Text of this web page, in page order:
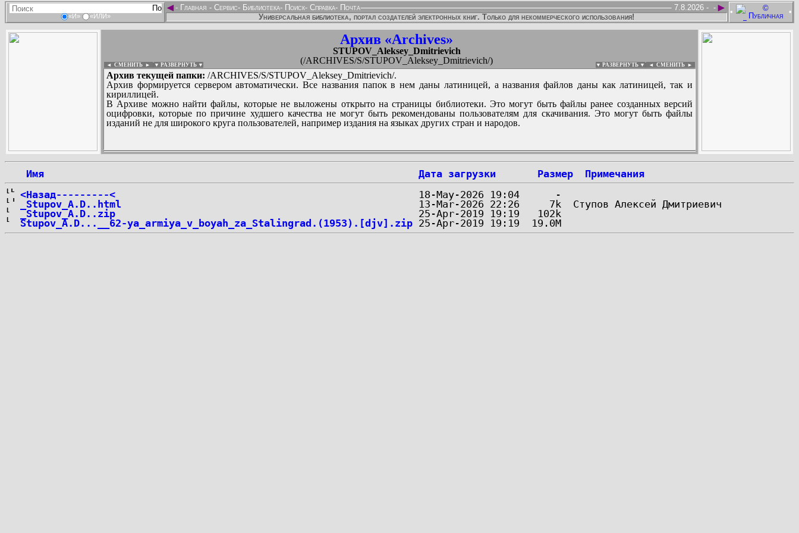
«И» «ИЛИ»
• •
◄ ►
- Главная - Сервис- Библиотека- Поиск- Справка- Почта -
7.8.2026 -
Универсальная библиотека, портал создателей электронных книг. Только для некоммерческого использования!
Архив «Archives»
STUPOV_Aleksey_Dmitrievich
(/ARCHIVES/S/STUPOV_Aleksey_Dmitrievich/)
◄ СМЕНИТЬ ► ▼ РАЗВЕРНУТЬ ▼ ▼ РАЗВЕРНУТЬ ▼ ◄ СМЕНИТЬ ►
Архив текущей папки: /ARCHIVES/S/STUPOV_Aleksey_Dmitrievich/.
Архив формируется сервером автоматически. Все названия папок в нем даны латиницей, а названия файлов даны как латиницей, так и
кириллицей.
В Архиве можно найти файлы, которые не выложены открыто на страницы библиотеки. Это могут быть файлы ранее созданных версий
оцифровки, которые по причине худшего качества не могут быть рекомендованы пользователям для скачивания. Это могут быть файлы
изданий не для широкого круга пользователей, например издания на языках других стран и народов.
:
...
Имя Дата загрузки Размер
Примечания
<Назад---------<
_Stupov_A.D..html
_Stupov_A.D..zip
Stupov_A.D...__62-ya_armiya_v_boyah_za_Stalingrad.(1953).[djv].zip